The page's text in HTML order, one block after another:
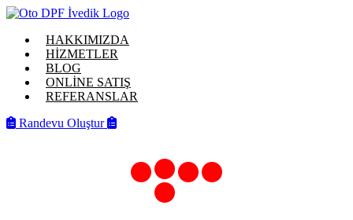
HAKKIMIZDA
HİZMETLER
BLOG
ONLİNE SATIŞ
REFERANSLAR
Randevu Oluştur